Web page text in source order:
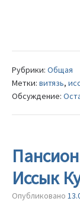
Рубрики: Общая
Метки: витязь,
Обсуждение:
Иссык
Опубликовано